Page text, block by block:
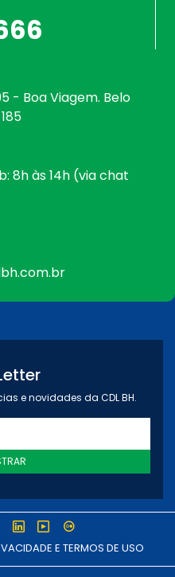
- Boa Viagem. Belo
8h às 14h (via chat
e novidades da CDL BH.
E TERMOS DE USO